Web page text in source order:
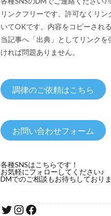
リンクフリーです。許可なくリン
いてOKです。内容をコピーされ
当記事へ「出典」としてリンクを
ければ問題ありません。
調律のご依頼はこちら
お問い合わせフォーム
各種SNSはこちらです！
お気軽にフォローしてください♪
DMでのご相談もお待ちしており